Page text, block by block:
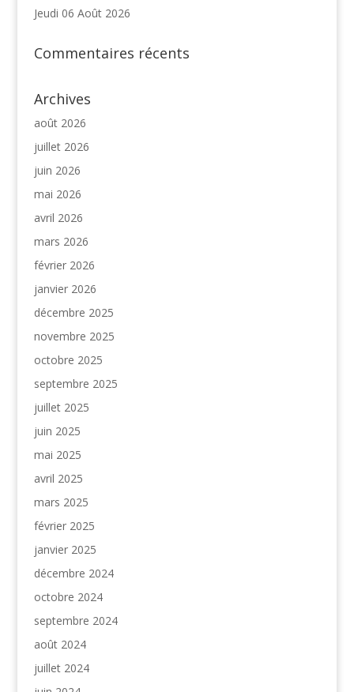
Jeudi 06 Août 2026
Commentaires récents
Archives
août 2026
juillet 2026
juin 2026
mai 2026
avril 2026
mars 2026
février 2026
janvier 2026
décembre 2025
novembre 2025
octobre 2025
septembre 2025
juillet 2025
juin 2025
mai 2025
avril 2025
mars 2025
février 2025
janvier 2025
décembre 2024
octobre 2024
septembre 2024
août 2024
juillet 2024